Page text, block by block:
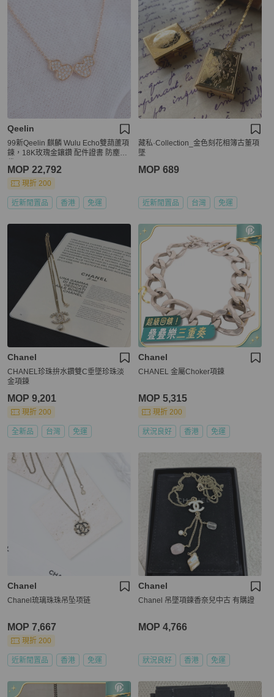
Qeelin
99新Qeelin 麒麟 Wulu Echo雙葫蘆項
鍊，18K玫瑰金鑲鑽 配件證書 防塵
MOP 22,792
現折 200
近新閒置品 香港 免運
藏私·Collection_金色刻花相簿古董項
墜
MOP 689
近新閒置品 台灣 免運
Chanel
CHANEL珍珠拚水鑽雙C垂墜珍珠淡
金項鍊
MOP 9,201
現折 200
全新品 台灣 免運
Chanel
CHANEL 金屬Choker項鍊
MOP 5,315
現折 200
狀況良好 香港 免運
Chanel
Chanel琉璃珠珠吊坠项链
MOP 7,667
現折 200
近新閒置品 香港 免運
Chanel
Chanel 吊墜項鍊香奈兒中古 有購證
MOP 4,766
狀況良好 香港 免運